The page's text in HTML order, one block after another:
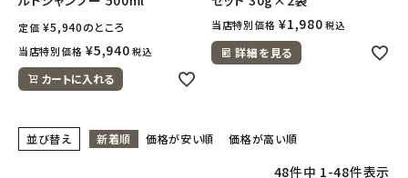
定価 ¥5,940のところ
当店特別価格 ¥5,940 税込
カートに入れる
当店特別価格 ¥1,980 税込
詳細を見る
並び替え 新着順 価格が安い順 価格が高い順
48件中 1-48件表示